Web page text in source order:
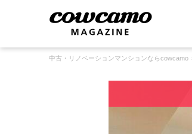
中古・リノベーションマンションならcowcamo